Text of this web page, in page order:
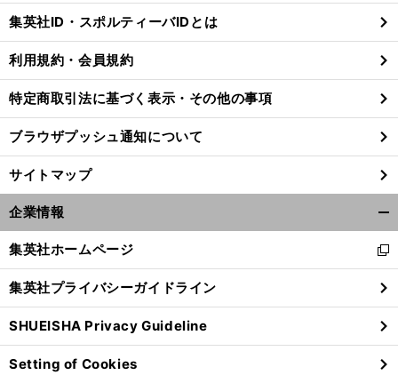
る
集英社ID・スポルティーバIDとは
利用規約・会員規約
特定商取引法に基づく表示・その他の事項
ブラウザプッシュ通知について
サイトマップ
企業情報
閉
る
集英社ホームページ
新
し
い
ウ
ィ
ン
ド
集英社プライバシーガイドライン
SHUEISHA Privacy Guideline
Setting of Cookies